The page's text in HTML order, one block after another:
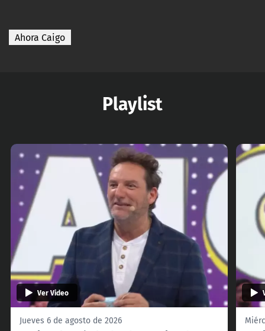
Ahora Caigo
Playlist
Ver Video
Jueves 6 de agosto de 2026